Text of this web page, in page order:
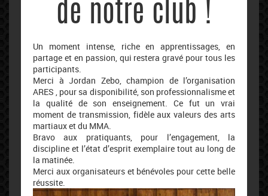
de notre club !
Un moment intense, riche en apprentissages, en
partage et en passion, qui restera gravé pour tous les
participants.
Merci à Jordan Zebo, champion de l’organisation
ARES , pour sa disponibilité, son professionnalisme et
la qualité de son enseignement. Ce fut un vrai
moment de transmission, fidèle aux valeurs des arts
martiaux et du MMA.
Bravo aux pratiquants, pour l’engagement, la
discipline et l’état d’esprit exemplaire tout au long de
la matinée.
Merci aux organisateurs et bénévoles pour cette belle
réussite.